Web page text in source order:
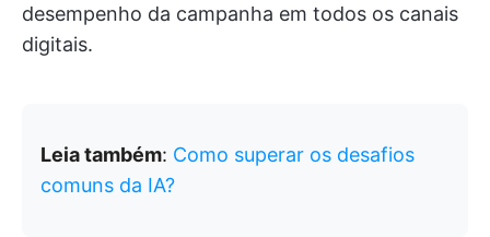
desempenho da campanha em todos os canais
digitais.
Leia também: Como superar os desafios
comuns da IA?